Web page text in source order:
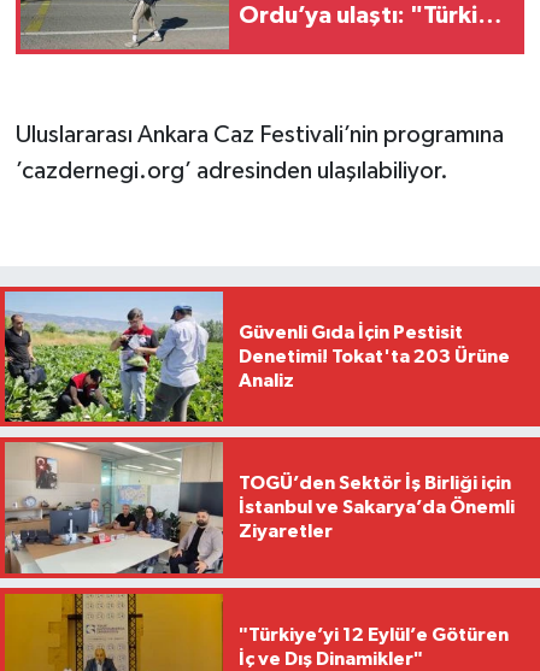
Ordu’ya ulaştı: "Türkiye
Uluslararası Ankara Caz Festivali’nin programına
’cazdernegi.org’ adresinden ulaşılabiliyor.
Güvenli Gıda İçin Pestisit
Denetimi! Tokat'ta 203 Ürüne
Analiz
TOGÜ’den Sektör İş Birliği için
İstanbul ve Sakarya’da Önemli
Ziyaretler
"Türkiye’yi 12 Eylül’e Götüren
İç ve Dış Dinamikler"